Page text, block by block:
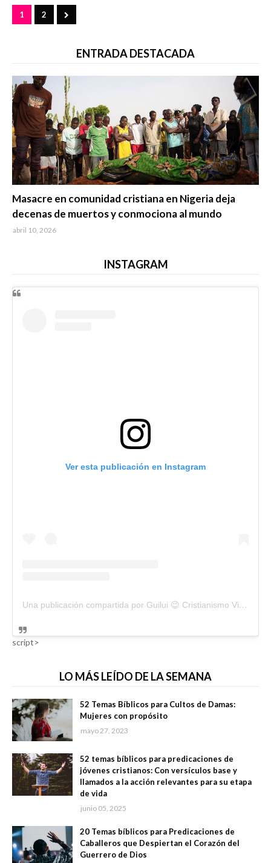
1 2
ENTRADA DESTACADA
Masacre en comunidad cristiana en Nigeria deja
decenas de muertos y conmociona al mundo
abril 10, 2026
INSTAGRAM
Ver esta publicación en Instagram
Una publicación compartida por Guilui 😉 Cristianismo Viral (@guiluiviral)
script>
LO MÁS LEÍDO DE LA SEMANA
52 Temas Bíblicos para Cultos de Damas:
Mujeres con propósito
mayo 27, 2023
52 temas bíblicos para predicaciones de
jóvenes cristianos: Con versículos base y
llamados a la acción relevantes para su etapa
de vida
junio 05, 2025
20 Temas bíblicos para Predicaciones de
Caballeros que Despiertan el Corazón del
Guerrero de Dios